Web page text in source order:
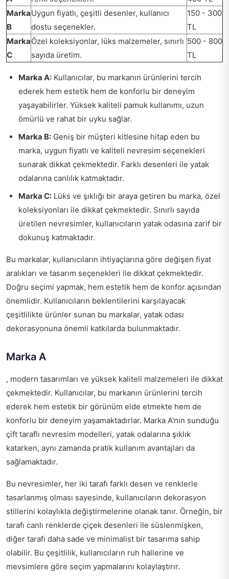
Marka
B
Uygun fiyatlı, çeşitli desenler, kullanıcı
dostu seçenekler.
150 - 300
TL
Marka
C
Özel koleksiyonlar, lüks malzemeler, sınırlı
sayıda üretim.
500 - 800
TL
Marka A: Kullanıcılar, bu markanın ürünlerini tercih
ederek hem estetik hem de konforlu bir deneyim
yaşayabilirler. Yüksek kaliteli pamuk kullanımı, uzun
ömürlü ve rahat bir uyku sağlar.
Marka B: Geniş bir müşteri kitlesine hitap eden bu
marka, uygun fiyatlı ve kaliteli nevresim seçenekleri
sunarak dikkat çekmektedir. Farklı desenleri ile yatak
odalarına canlılık katmaktadır.
Marka C: Lüks ve şıklığı bir araya getiren bu marka, özel
koleksiyonları ile dikkat çekmektedir. Sınırlı sayıda
üretilen nevresimler, kullanıcıların yatak odasına zarif bir
dokunuş katmaktadır.
Bu markalar, kullanıcıların ihtiyaçlarına göre değişen fiyat
aralıkları ve tasarım seçenekleri ile dikkat çekmektedir.
Doğru seçimi yapmak, hem estetik hem de konfor açısından
önemlidir. Kullanıcıların beklentilerini karşılayacak
çeşitlilikte ürünler sunan bu markalar, yatak odası
dekorasyonuna önemli katkılarda bulunmaktadır.
Marka A
, modern tasarımları ve yüksek kaliteli malzemeleri ile dikkat
çekmektedir. Kullanıcılar, bu markanın ürünlerini tercih
ederek hem estetik bir görünüm elde etmekte hem de
konforlu bir deneyim yaşamaktadırlar. Marka A'nın sunduğu
çift taraflı nevresim modelleri, yatak odalarına şıklık
katarken, aynı zamanda pratik kullanım avantajları da
sağlamaktadır.
Bu nevresimler, her iki tarafı farklı desen ve renklerle
tasarlanmış olması sayesinde, kullanıcıların dekorasyon
stillerini kolaylıkla değiştirmelerine olanak tanır. Örneğin, bir
tarafı canlı renklerde çiçek desenleri ile süslenmişken,
diğer tarafı daha sade ve minimalist bir tasarıma sahip
olabilir. Bu çeşitlilik, kullanıcıların ruh hallerine ve
mevsimlere göre seçim yapmalarını kolaylaştırır.